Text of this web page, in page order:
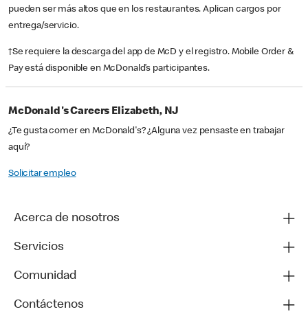
pueden ser más altos que en los restaurantes. Aplican cargos por
entrega/servicio.
†Se requiere la descarga del app de McD y el registro. Mobile Order &
Pay está disponible en McDonald’s participantes.
McDonald's Careers Elizabeth, NJ
¿Te gusta comer en McDonald's? ¿Alguna vez pensaste en trabajar
aquí?
Solicitar empleo
Acerca de nosotros
Servicios
Comunidad
Contáctenos